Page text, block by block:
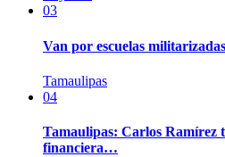
03
Van por escuelas militarizadas
Tamaulipas
04
Tamaulipas: Carlos Ramírez
financiera…